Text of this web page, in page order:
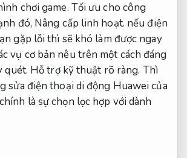
chơi game. Tối ưu cho công
đó, Nâng cấp linh hoạt. nếu điện
gặp lỗi thì sẽ khó làm được ngay
vụ cơ bản nêu trên một cách đáng
quét. Hỗ trợ kỹ thuật rõ ràng. Thì
sửa điện thoại di động Huawei của
là sự chọn lọc hợp với dành